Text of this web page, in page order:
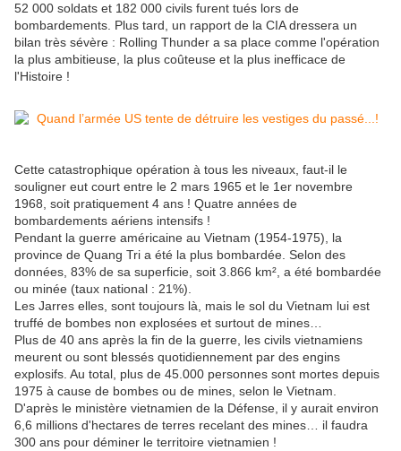
52 000 soldats et 182 000 civils furent tués lors de
bombardements. Plus tard, un rapport de la CIA dressera un
bilan très sévère : Rolling Thunder a sa place comme l'opération
la plus ambitieuse, la plus coûteuse et la plus inefficace de
l'Histoire !
Cette catastrophique opération à tous les niveaux, faut-il le
souligner eut court entre le 2 mars 1965 et le 1er novembre
1968, soit pratiquement 4 ans ! Quatre années de
bombardements aériens intensifs !
Pendant la guerre américaine au Vietnam (1954-1975), la
province de Quang Tri a été la plus bombardée. Selon des
données, 83% de sa superficie, soit 3.866 km², a été bombardée
ou minée (taux national : 21%).
Les Jarres elles, sont toujours là, mais le sol du Vietnam lui est
truffé de bombes non explosées et surtout de mines…
Plus de 40 ans après la fin de la guerre, les civils vietnamiens
meurent ou sont blessés quotidiennement par des engins
explosifs. Au total, plus de 45.000 personnes sont mortes depuis
1975 à cause de bombes ou de mines, selon le Vietnam.
D'après le ministère vietnamien de la Défense, il y aurait environ
6,6 millions d'hectares de terres recelant des mines… il faudra
300 ans pour déminer le territoire vietnamien !